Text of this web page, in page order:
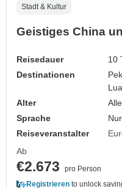
Stadt & Kultur
Geistiges China
Reisedauer
10
Destinationen
Alter
Sprache
Reiseveranstalter
Ab
€2.673
pro Person
Registrieren to unlock